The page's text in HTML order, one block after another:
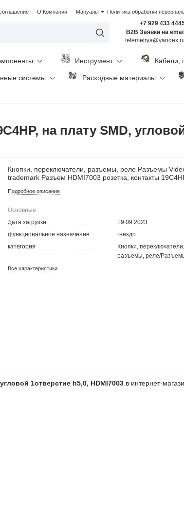
О Компании Мануалы Политика обработки
+7 929 433
B2B Заявки на
telemetrya@yandex.ru
Инструмент Кабели,
системы Расходные материалы
на плату SMD,
Кнопки, переключатели, разъемы, реле Разъемы
trademark Разъем HDMI7003 розетка, контакты
Подробное описание
Основные
Дата загрузки
19.09.2023
функциональное назначение
гнездо
категория
Кнопки, переключатели,
разъемы, реле/
Все характеристики
1отверстие h5,0, HDMI7003 в интернет-